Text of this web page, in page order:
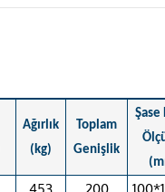
Ağırlık
(kg)
Toplam
Genişlik
Şase